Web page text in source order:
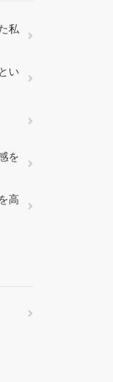
私
い
を
高